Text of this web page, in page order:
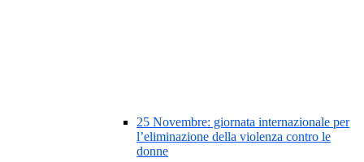
25 Novembre: giornata internazionale per
l’eliminazione della violenza contro le
donne